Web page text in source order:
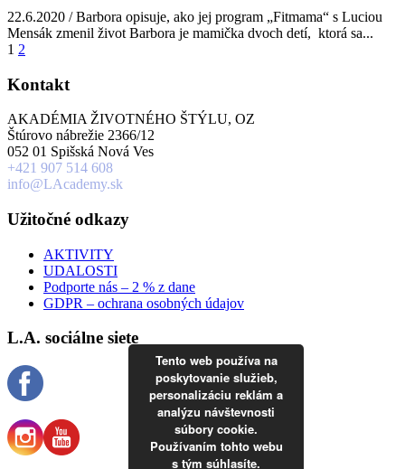
22.6.2020 / Barbora opisuje, ako jej program „Fitmama“ s Luciou
Mensák zmenil život Barbora je mamička dvoch detí, ktorá sa...
1 2
Kontakt
AKADÉMIA ŽIVOTNÉHO ŠTÝLU, OZ
Štúrovo nábrežie 2366/12
052 01 Spišská Nová Ves
+421 907 514 608
info@LAcademy.sk
Užitočné odkazy
AKTIVITY
UDALOSTI
Podporte nás – 2 % z dane
GDPR – ochrana osobných údajov
L.A. sociálne siete
Tento web používa na
poskytovanie služieb,
personalizáciu reklám a
analýzu návštevnosti
súbory cookie.
Používaním tohto webu
s tým súhlasíte.